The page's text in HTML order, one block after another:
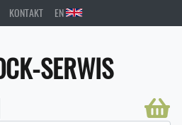
KONTAKT EN
SERWIS